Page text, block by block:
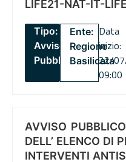
LIFE21-NAT-IT-
Tipo:
Avviso
Pubblico
Ente:
Regione
Basilicata
Data
inizio:
22/
09:00
AVVISO
DELL’ ELENCO DI
INTERVENTI